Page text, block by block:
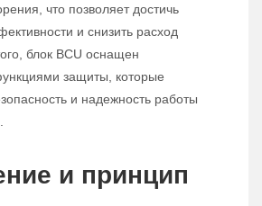
что позволяет достичь
и снизить расход
блок BCU оснащен
защиты, которые
и надежность работы
и принцип